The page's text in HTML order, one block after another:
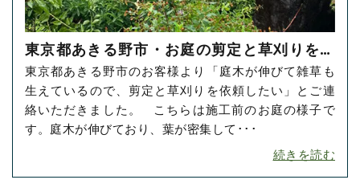
東京都あきる野市・お庭の剪定と草刈りをご
依頼いただきました！
東京都あきる野市のお客様より「庭木が伸びて雑草も
生えているので、剪定と草刈りを依頼したい」とご連
絡いただきました。 こちらは施工前のお庭の様子で
す。庭木が伸びており、葉が密集して･･･
続きを読む